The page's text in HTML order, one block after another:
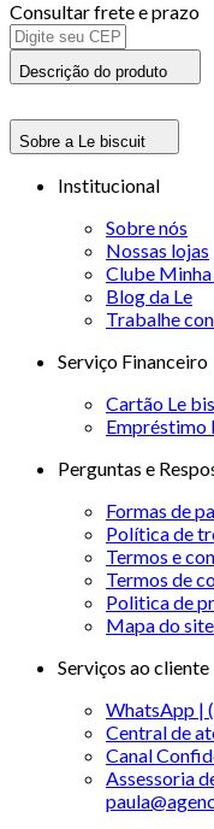
Consultar frete e prazo
Descrição do produto
Sobre a Le biscuit
Institucional
Sobre nós
Nossas lojas
Clube Minha
Blog da Le
Trabalhe
Serviço Financeiro
Cartão Le
Empréstimo
Perguntas e
Formas de
Política de
Termos e
Termos de
Politica de
Mapa do site
Serviços ao cliente
WhatsApp |
Central de
Canal
Assessoria